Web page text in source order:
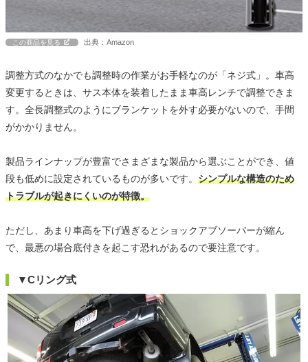
この商品を見る 出典：Amazon
調整方式のなかでも調整時の作業がお手軽なのが「ネジ式」。車高
変更するときは、サス本体を装着したまま車高レンチで調整できま
す。全長調整式のようにブランケットを外す必要がないので、手間
がかかりません。
製品ラインナップが豊富でさまざまな製品から選ぶことができ、値
段も低めに設定されているものが多いです。 シンプルな構造のため
トラブルが起きにくいのが特徴。
ただし、あまり車高を下げ過ぎるとショックアブソーバーが縮ん
で、最悪の場合底付きを起こす恐れがあるので要注意です。
▼Cリング式